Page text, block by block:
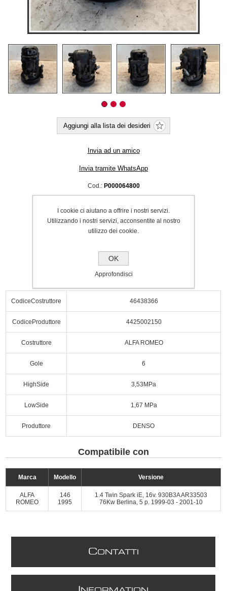
Aggiungi alla lista dei desideri
Invia ad un amico
Invia tramite WhatsApp
Cod.: P000064800
€70.00
CodiceCostruttore 46438366
CodiceProduttore 4425002150
Costruttore ALFA ROMEO
Gole 6
HighSide 3,53MPa
LowSide 1,67 MPa
Produttore DENSO
Compatibile con
Marca Modello Versione
ALFA
ROMEO
146
1995
1.4 Twin Spark iE, 16v. 930B3A AR33503
76Kw Berlina, 5 p. 1999-03 - 2001-10
CONTATTI
I cookie ci aiutano a offrire i nostri servizi.
Utilizzando i nostri servizi, acconsentite al nostro
utilizzo dei cookie.
OK
Approfondisci